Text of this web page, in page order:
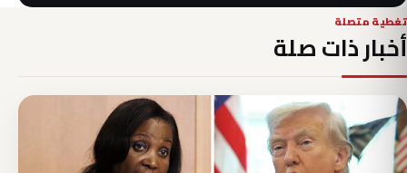
تغطية متصلة
أخبار ذات صلة